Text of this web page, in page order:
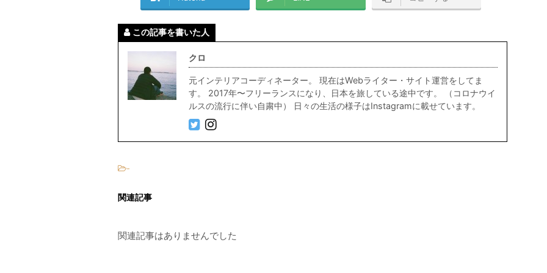
この記事を書いた人
クロ
元インテリアコーディネーター。 現在はWebライター・サイト運営をしてま
す。 2017年〜フリーランスになり、日本を旅している途中です。 （コロナウイ
ルスの流行に伴い自粛中） 日々の生活の様子はInstagramに載せています。
-
関連記事
関連記事はありませんでした